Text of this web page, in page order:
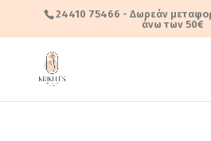
24410 75466 - Δωρεάν
άνω των 50€